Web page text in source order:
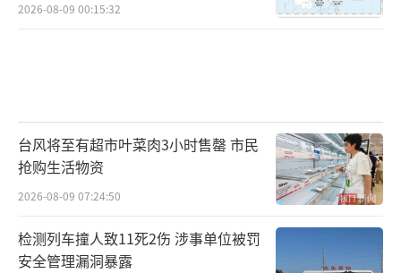
2026-08-09 00:15:32
台风将至有超市叶菜肉3小时售罄 市民
抢购生活物资
2026-08-09 07:24:50
检测列车撞人致11死2伤 涉事单位被罚
安全管理漏洞暴露